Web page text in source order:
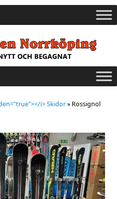
i> Skidor» Rossignol